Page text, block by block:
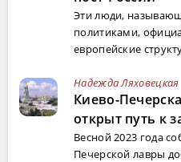
Эти люди,
политиками,
европейские
Надежда Ляховецкая
Киево-
открыт путь к
Весной 2023 года
Печерской лавры